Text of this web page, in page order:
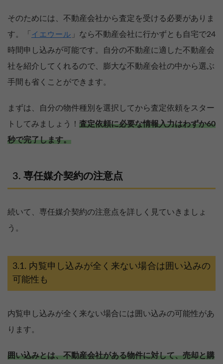
そのためには、不動産会社から査定を受ける必要がありま
す。「 イエウール 」なら不動産会社に行かずとも自宅で24
時間申し込みが可能です。自分の不動産に適した不動産会
社を紹介してくれるので、膨大な不動産会社の中から選ぶ
手間も省くことができます。
まずは、自分の物件種別を選択してから査定依頼をスター
トしてみましょう！ 査定依頼に必要な情報入力はわずか60
秒で完了します。
専任媒介契約の注意点
続いて、専任媒介契約の注意点を詳しく見ていきましょ
う。
内覧申し込みが全く来ない場合は囲い込みの
可能性も
内覧申し込みが全く来ない場合には囲い込みの可能性があ
ります。
囲い込みとは、不動産会社がある物件に対して、売却と購